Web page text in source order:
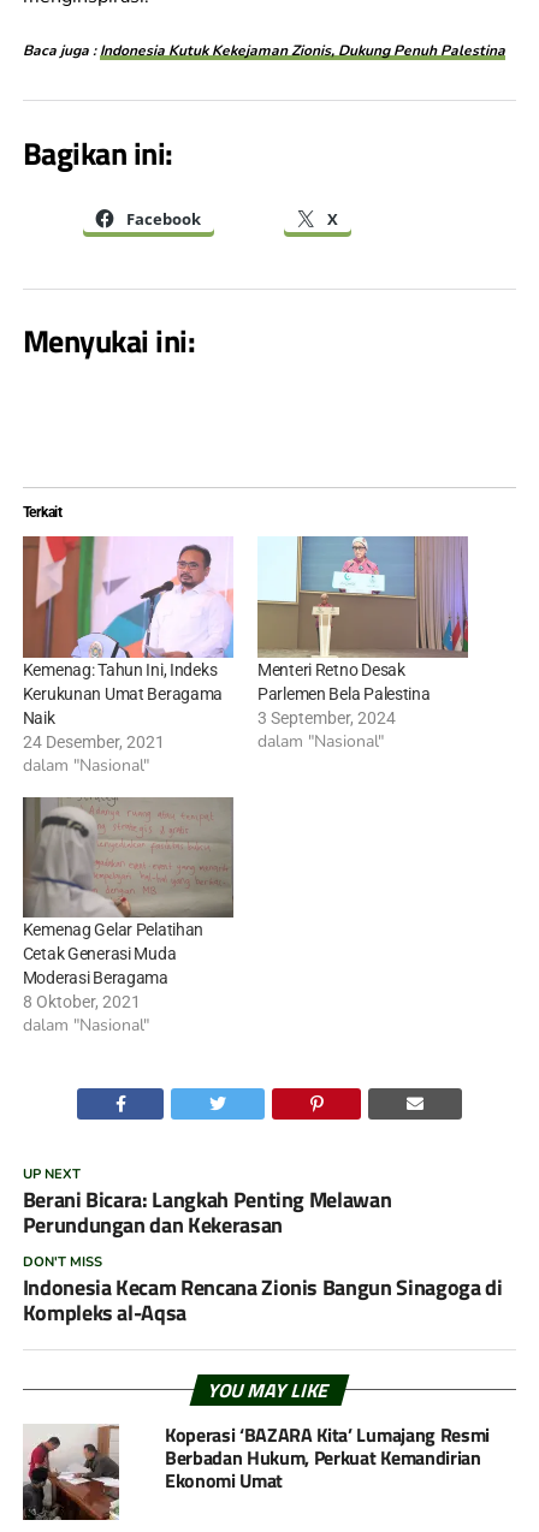
Baca juga :Indonesia Kutuk Kekejaman Zionis, Dukung Penuh Palestina
Bagikan ini:
Facebook X
Menyukai ini:
Terkait
Kemenag: Tahun Ini, Indeks
Kerukunan Umat Beragama
Naik
24 Desember, 2021
dalam "Nasional"
Menteri Retno Desak
Parlemen Bela Palestina
3 September, 2024
dalam "Nasional"
Kemenag Gelar Pelatihan
Cetak Generasi Muda
Moderasi Beragama
8 Oktober, 2021
dalam "Nasional"
UP NEXT
Berani Bicara: Langkah Penting Melawan
Perundungan dan Kekerasan
DON'T MISS
Indonesia Kecam Rencana Zionis Bangun Sinagoga di
Kompleks al-Aqsa
YOU MAY LIKE
Koperasi ‘BAZARA Kita’ Lumajang Resmi
Berbadan Hukum, Perkuat Kemandirian
Ekonomi Umat